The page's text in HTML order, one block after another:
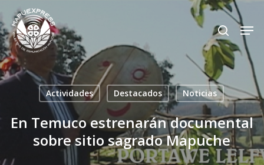
Skip
to
main
content
search
Actividades Destacados Noticias
En Temuco estrenarán documental
sobre sitio sagrado Mapuche
Close
Menu